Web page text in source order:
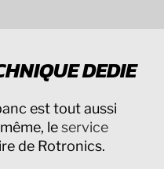
DEDIE
est tout aussi
leservice
de Rotronics.